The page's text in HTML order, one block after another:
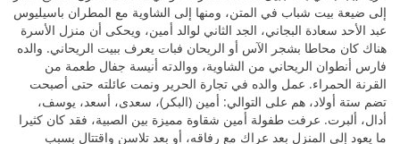
إلى ضيعة بيت شباب في المتن، ومنها إلى الشاوية مع المطران باسيليوس
عبد الأحد سعادة البجاني، الجد الثاني لوالد أمين، ويحكى أن منزل الأسرة
هناك كان محاطا بشجر الآس أو الريحان فبات يعرف ببيت الريحاني. والده
فارس أنطوان الريحاني من الشاوية، ووالدته أنيسة جفال طعمة من
القرنة الحمراء. عمل والده في تجارة الحرير ونمت عائلته حتى أصبحت
تضم ستة أولاد، هم على التوالي: أمين (البكر)، سعدى، أسعد، يوسف،
أدال، ألبرت. عرفت طفولة أمين شقاوة مميزة بين الصبية، فقد كان كثيرا
ما يعود إلى المنزل بعد عراك مع رفاقه، أو بعد تلاسن واقتتال بسبب